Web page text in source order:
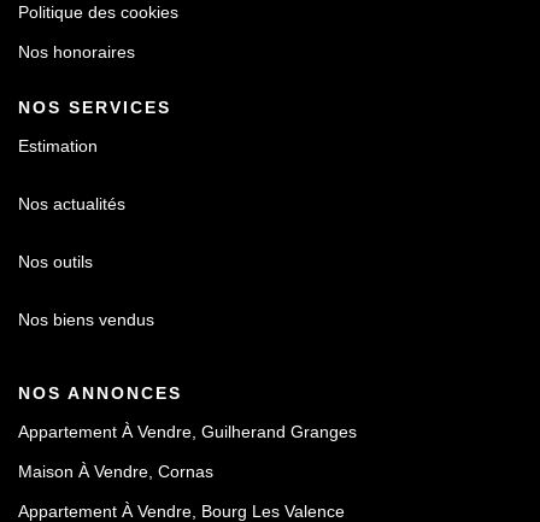
Politique des cookies
Nos honoraires
NOS SERVICES
Estimation
Nos actualités
Nos outils
Nos biens vendus
NOS ANNONCES
Appartement À Vendre, Guilherand Granges
Maison À Vendre, Cornas
Appartement À Vendre, Bourg Les Valence